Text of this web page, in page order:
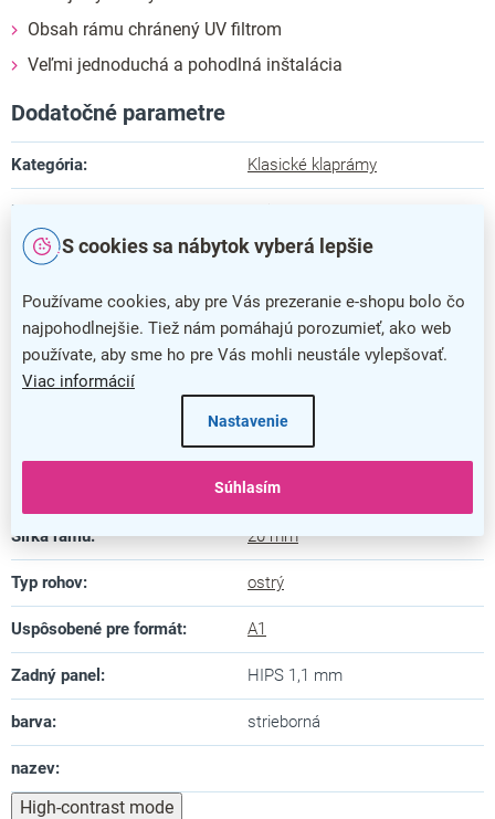
S cookies sa nábytok vyberá lepšie
Používame cookies, aby pre Vás prezeranie e-shopu bolo čo
najpohodlnejšie. Tiež nám pomáhajú porozumieť, ako web
používate, aby sme ho pre Vás mohli neustále vylepšovať.
Viac informácií
Nastavenie
Súhlasím
Obsah rámu chránený UV filtrom
Veľmi jednoduchá a pohodlná inštalácia
Dodatočné parametre
Kategória: Klasické klaprámy
Farba strieborná
Záruka: 5 rokov
Dĺžka: 1,1 cm
Šírka: 62,3 cm
87 cm
hliník
antireflex 0,5 mm
Šírka rámu: 20 mm
Typ rohov: ostrý
Uspôsobené pre formát: A1
Zadný panel : HIPS 1,1 mm
barva: strieborná
nazev:
High-contrast mode